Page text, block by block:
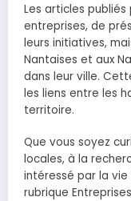
Les articles
entreprises, de
leurs initiatives,
Nantaises et aux
dans leur ville.
les liens entre les
territoire.
Que vous soyez
locales, à la
intéressé par la
rubrique